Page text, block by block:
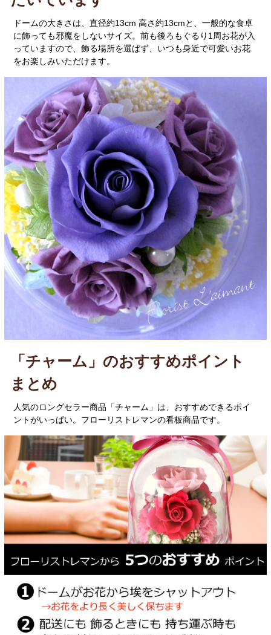
ドームの大きさは、直径約13cm 高さ約13cmと、一般的な食卓
に飾っても邪魔をしないサイズ。前も後ろもぐるり1周お花が入
っていますので、飾る場所を選ばず、いつも身近で可愛いお花
をお楽しみいただけます。
「チャーム」のおすすめポイント
まとめ
人気のロングセラー商品「チャーム」は、おすすめできるポイ
ントがいっぱい。フローリストレマンの看板商品です。